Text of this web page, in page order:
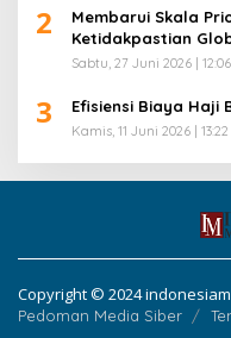
2
Membarui Skala
Ketidakpastian
Sabtu, 27 Juni 2026 |
3 Efisiensi Biaya Haji
Kamis, 11 Juni 2026 |
Copyright © 2024
Pedoman Media Siber